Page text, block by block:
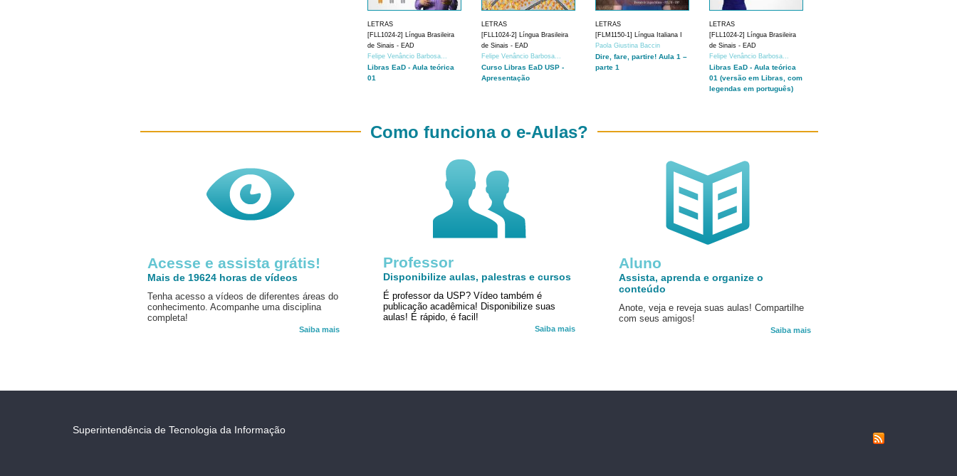
LETRAS
[FLL1024-2] Língua Brasileira
de Sinais - EAD
Felipe Venâncio Barbosa...
Libras EaD - Aula teórica
01
LETRAS
[FLL1024-2] Língua Brasileira
de Sinais - EAD
Felipe Venâncio Barbosa...
Curso Libras EaD USP -
Apresentação
LETRAS
[FLM1150-1] Língua Italiana I
Paola Giustina Baccin
Dire, fare, partire! Aula 1 –
parte 1
LETRAS
[FLL1024-2] Língua Brasileira
de Sinais - EAD
Felipe Venâncio Barbosa...
Libras EaD - Aula teórica
01 (versão em Libras, com
legendas em português)
Acesse e assista grátis!
Mais de 19624 horas de vídeos
Tenha acesso a vídeos de diferentes áreas do
conhecimento. Acompanhe uma disciplina
completa!
Saiba mais
Aluno
Assista, aprenda e organize o
conteúdo
Anote, veja e reveja suas aulas! Compartilhe
com seus amigos!
Saiba mais
Como funciona o e-Aulas?
Professor
Disponibilize aulas, palestras e cursos
É professor da USP? Vídeo também é
publicação acadêmica! Disponibilize suas
aulas! É rápido, é facil!
Saiba mais
Superintendência de Tecnologia da Informação